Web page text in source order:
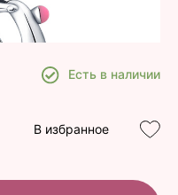
Есть в наличии
В избранное